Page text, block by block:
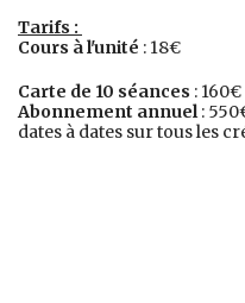
Tarifs :
Cours à l'unité : 18€
Carte de 10 séances : 160€
Abonnement annuel:
dates à dates sur tous les